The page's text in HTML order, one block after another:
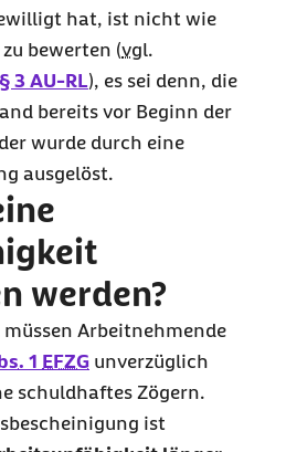
hat, ist nicht wie
bewerten (vgl.
§ 3 AU-RL), es sei denn, die
bereits vor Beginn der
wurde durch eine
ausgelöst.
werden?
Arbeitnehmende
1 EFZG unverzüglich
schuldhaftes Zögern.
ist